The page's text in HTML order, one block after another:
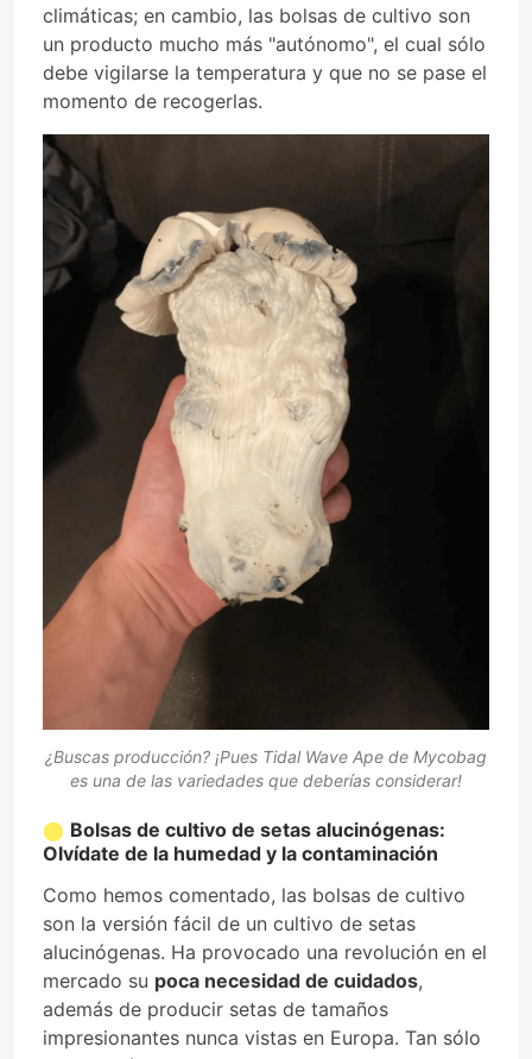
climáticas; en cambio, las bolsas de cultivo son
un producto mucho más "autónomo", el cual sólo
debe vigilarse la temperatura y que no se pase el
momento de recogerlas.
¿Buscas producción? ¡Pues Tidal Wave Ape de Mycobag
es una de las variedades que deberías considerar!
Bolsas de cultivo de setas alucinógenas:
Olvídate de la humedad y la contaminación
Como hemos comentado, las bolsas de cultivo
son la versión fácil de un cultivo de setas
alucinógenas. Ha provocado una revolución en el
mercado su poca necesidad de cuidados,
además de producir setas de tamaños
impresionantes nunca vistas en Europa. Tan sólo